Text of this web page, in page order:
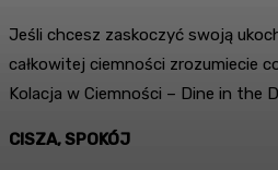
Jeśli chcesz zaskoczyć swoją
całkowitej ciemności zrozumiecie
Kolacja w Ciemności – Dine in the
CISZA, SPOKÓJ